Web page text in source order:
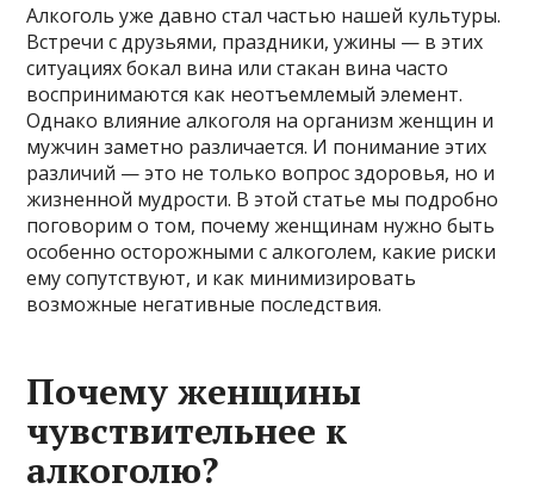
Алкоголь уже давно стал частью нашей культуры.
Встречи с друзьями, праздники, ужины — в этих
ситуациях бокал вина или стакан вина часто
воспринимаются как неотъемлемый элемент.
Однако влияние алкоголя на организм женщин и
мужчин заметно различается. И понимание этих
различий — это не только вопрос здоровья, но и
жизненной мудрости. В этой статье мы подробно
поговорим о том, почему женщинам нужно быть
особенно осторожными с алкоголем, какие риски
ему сопутствуют, и как минимизировать
возможные негативные последствия.
Почему женщины
чувствительнее к
алкоголю?